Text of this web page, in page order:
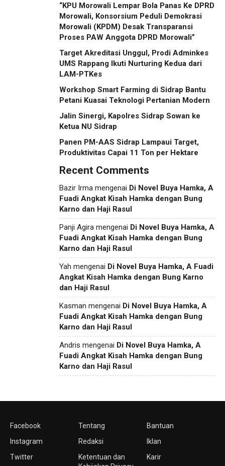
“KPU Morowali Lempar Bola Panas Ke DPRD
Morowali, Konsorsium Peduli Demokrasi
Morowali (KPDM) Desak Transparansi
Proses PAW Anggota DPRD Morowali”
Target Akreditasi Unggul, Prodi Adminkes
UMS Rappang Ikuti Nurturing Kedua dari
LAM-PTKes
Workshop Smart Farming di Sidrap Bantu
Petani Kuasai Teknologi Pertanian Modern
Jalin Sinergi, Kapolres Sidrap Sowan ke
Ketua NU Sidrap
Panen PM-AAS Sidrap Lampaui Target,
Produktivitas Capai 11 Ton per Hektare
Recent Comments
Bazir Irma mengenai Di Novel Buya Hamka, A
Fuadi Angkat Kisah Hamka dengan Bung
Karno dan Haji Rasul
Panji Agira mengenai Di Novel Buya Hamka, A
Fuadi Angkat Kisah Hamka dengan Bung
Karno dan Haji Rasul
Yah mengenai Di Novel Buya Hamka, A Fuadi
Angkat Kisah Hamka dengan Bung Karno
dan Haji Rasul
Kasman mengenai Di Novel Buya Hamka, A
Fuadi Angkat Kisah Hamka dengan Bung
Karno dan Haji Rasul
Andris mengenai Di Novel Buya Hamka, A
Fuadi Angkat Kisah Hamka dengan Bung
Karno dan Haji Rasul
Facebook
Instagram
Twitter
Tentang
Redaksi
Ketentuan dan
Bantuan
Iklan
Karir